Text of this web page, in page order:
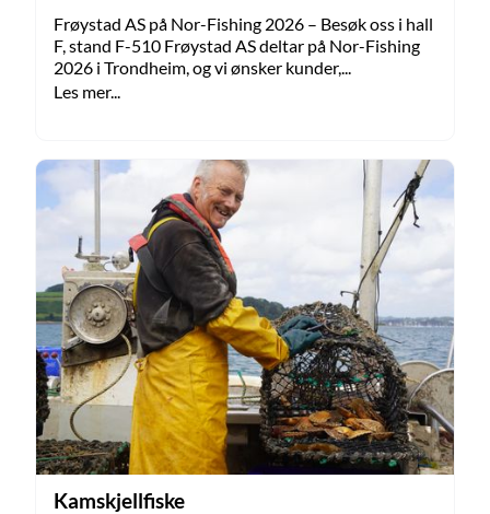
Frøystad AS på Nor-Fishing 2026 – Besøk oss i hall
F, stand F-510 Frøystad AS deltar på Nor-Fishing
2026 i Trondheim, og vi ønsker kunder,...
Les mer...
Kamskjellfiske